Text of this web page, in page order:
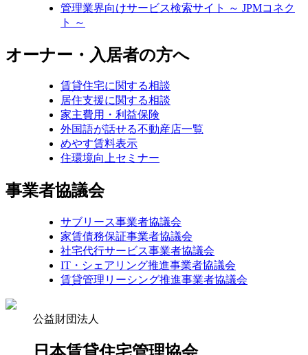
管理業界向けサービス検索サイト ～ JPMコネク
ト ～
オーナー・入居者の方へ
賃貸住宅に関する相談
居住支援に関する相談
家主費用・利益保険
外国語が話せる不動産店一覧
めやす賃料表示
住環境向上セミナー
事業者協議会
サブリース事業者協議会
家賃債務保証事業者協議会
社宅代行サービス事業者協議会
IT・シェアリング推進事業者協議会
賃貸管理リーシング推進事業者協議会
公益財団法人